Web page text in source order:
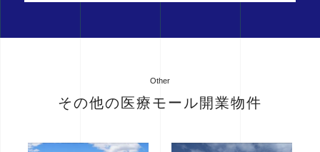
Other
その他の医療モール開業物件